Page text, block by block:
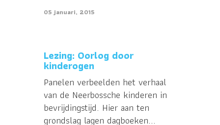
05 januari, 2015
Lezing: Oorlog door
kinderogen
Panelen verbeelden het verhaal
van de Neerbossche kinderen in
bevrijdingstijd. Hier aan ten
grondslag lagen dagboeken...